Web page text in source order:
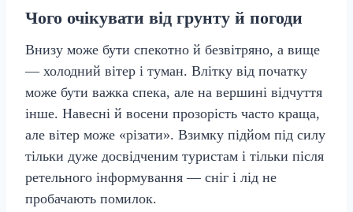
Чого очікувати від грунту й погоди
Внизу може бути спекотно й безвітряно, а вище
— холодний вітер і туман. Влітку від початку
може бути важка спека, але на вершині відчуття
інше. Навесні й восени прозорість часто краща,
але вітер може «різати». Взимку підйом під силу
тільки дуже досвідченим туристам і тільки після
ретельного інформування — сніг і лід не
пробачають помилок.